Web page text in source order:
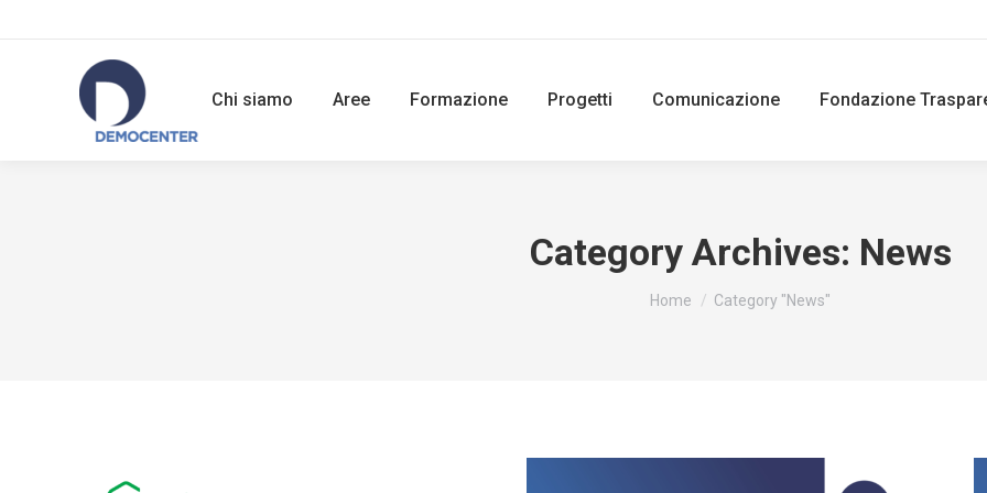
Chi siamo Aree Formazione Progetti Comunicazione Fondazione
Category Archives: News
You are here:
Home Category "News"